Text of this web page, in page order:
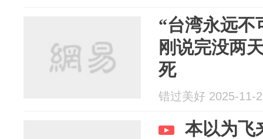
“台湾永远不
刚说完没两
死
错过美好 2025-11-
本以为飞